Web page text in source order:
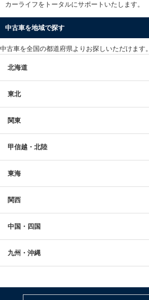
カーライフをトータルにサポートいたします。
中古車を地域で探す
中古車を全国の都道府県よりお探しいただけます。
北海道
東北
関東
甲信越・北陸
東海
関西
中国・四国
九州・沖縄